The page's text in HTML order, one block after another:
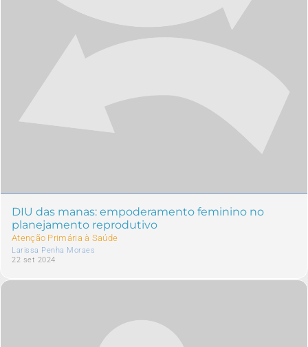
DIU das manas: empoderamento feminino no
planejamento reprodutivo
Atenção Primária à Saúde
Larissa Penha Moraes
22 set 2024